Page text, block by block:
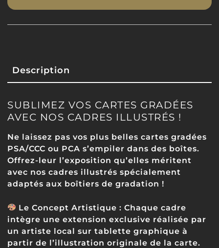
Description
SUBLIMEZ VOS CARTES GRADÉES
AVEC NOS CADRES ILLUSTRÉS !
Ne laissez pas vos plus belles cartes gradées
PSA/CCC ou PCA s’empiler dans des boîtes.
Offrez-leur l’exposition qu’elles méritent
avec nos cadres illustrés spécialement
adaptés aux boîtiers de gradation !
Le Concept Artistique : Chaque cadre
intègre une extension exclusive réalisée par
un artiste local sur tablette graphique à
partir de l’illustration originale de la carte.